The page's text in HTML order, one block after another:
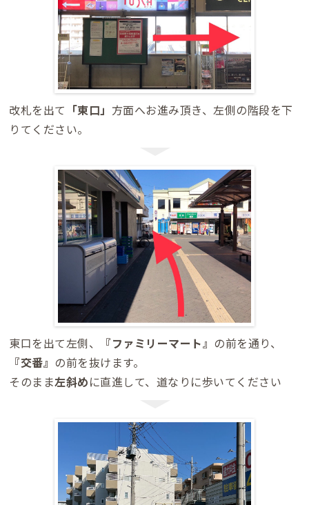
改札を出て 「東口」 方面へお進み頂き、左側の階段を下
りてください。
東口を出て左側、 『ファミリーマート』 の前を通り、
『交番』 の前を抜けます。
そのまま左斜めに直進して、道なりに歩いてください